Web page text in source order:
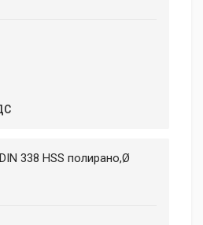
338 HSS полирано,Ø